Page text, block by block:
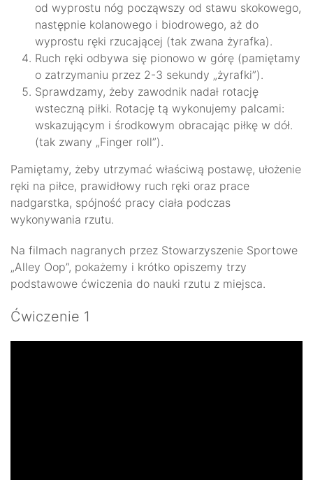
od wyprostu nóg począwszy od stawu skokowego,
następnie kolanowego i biodrowego, aż do
wyprostu ręki rzucającej (tak zwana żyrafka).
Ruch ręki odbywa się pionowo w górę (pamiętamy
o zatrzymaniu przez 2-3 sekundy „żyrafki”).
Sprawdzamy, żeby zawodnik nadał rotację
wsteczną piłki. Rotację tą wykonujemy palcami:
wskazującym i środkowym obracając piłkę w dół.
(tak zwany „Finger roll”).
Pamiętamy, żeby utrzymać właściwą postawę, ułożenie
ręki na piłce, prawidłowy ruch ręki oraz prace
nadgarstka, spójność pracy ciała podczas
wykonywania rzutu.
Na filmach nagranych przez Stowarzyszenie Sportowe
„Alley Oop”, pokażemy i krótko opiszemy trzy
podstawowe ćwiczenia do nauki rzutu z miejsca.
Ćwiczenie 1